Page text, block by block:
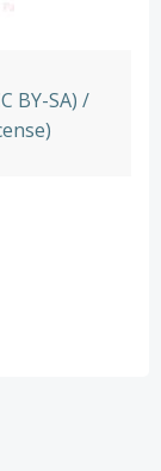
BY-SA) /